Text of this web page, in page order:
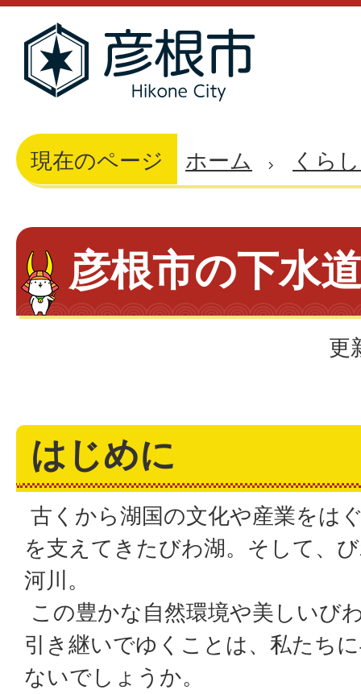
現在のページ ホーム くら
彦根市の下水
更
はじめに
古くから湖国の文化や産業をは
を支えてきたびわ湖。そして、
河川。
この豊かな自然環境や美しいび
引き継いでゆくことは、私たち
ないでしょうか。